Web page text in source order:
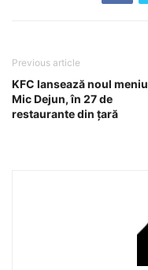
Previous article
KFC lansează noul meniu
Mic Dejun, în 27 de
restaurante din țară